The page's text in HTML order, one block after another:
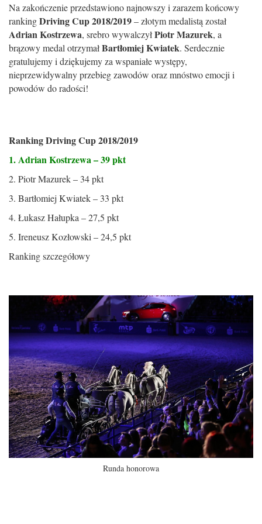
Na zakończenie przedstawiono najnowszy i zarazem końcowy
rankingDriving Cup 2018/2019– złotym medalistą został
Adrian Kostrzewa, srebro wywalczyłPiotr Mazurek, a
brązowy medal otrzymałBartłomiej Kwiatek. Serdecznie
gratulujemy i dziękujemy za wspaniałe występy,
nieprzewidywalny przebieg zawodów oraz mnóstwo emocji i
powodów do radości!
Ranking Driving Cup 2018/2019
1. Adrian Kostrzewa – 39 pkt
2. Piotr Mazurek – 34 pkt
3. Bartłomiej Kwiatek – 33 pkt
4. Łukasz Hałupka – 27,5 pkt
5. Ireneusz Kozłowski – 24,5 pkt
Ranking szczegółowy
Runda honorowa